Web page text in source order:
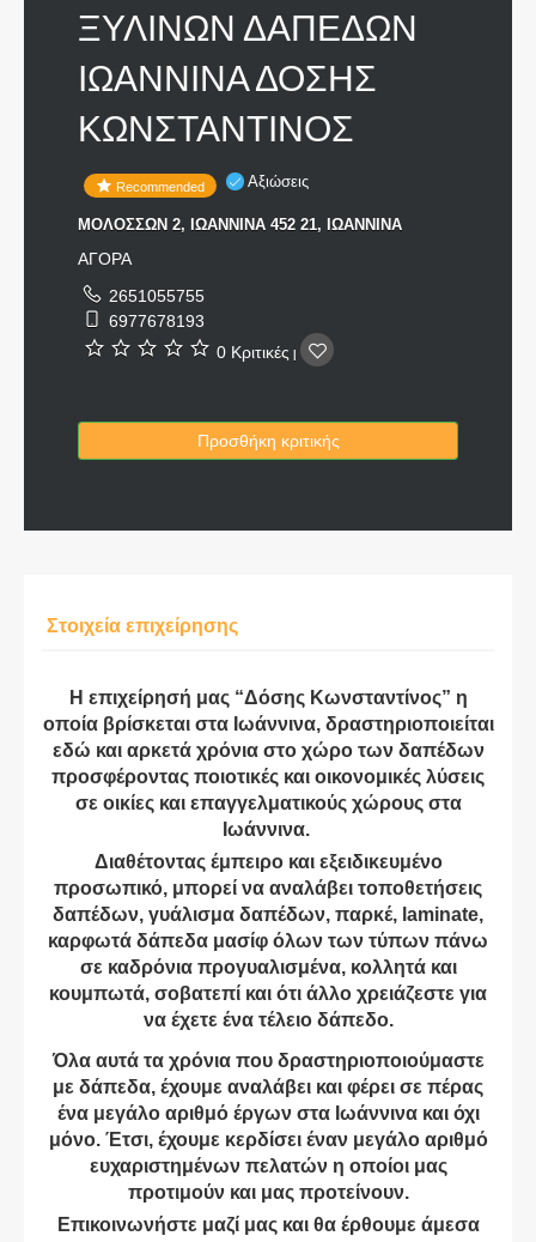
ΞΥΛΙΝΩΝ ΔΑΠΕΔΩΝ
ΙΩΑΝΝΙΝΑ ΔΟΣΗΣ
ΚΩΝΣΤΑΝΤΙΝΟΣ
Recommended Αξιώσεις
ΜΟΛΟΣΣΩΝ 2, ΙΩΑΝΝΙΝΑ 452 21, ΙΩΑΝΝΙΝΑ
ΑΓΟΡΑ
2651055755
6977678193
0 Κριτικές
Προσθήκη κριτικής
Στοιχεία επιχείρησης
Η επιχείρησή μας “Δόσης Κωνσταντίνος” η
οποία βρίσκεται στα Ιωάννινα, δραστηριοποιείται
εδώ και αρκετά χρόνια στο χώρο των δαπέδων
προσφέροντας ποιοτικές και οικονομικές λύσεις
σε οικίες και επαγγελματικούς χώρους στα
Ιωάννινα.
Διαθέτοντας έμπειρο και εξειδικευμένο
προσωπικό, μπορεί να αναλάβει τοποθετήσεις
δαπέδων, γυάλισμα δαπέδων, παρκέ, laminate,
καρφωτά δάπεδα μασίφ όλων των τύπων πάνω
σε καδρόνια προγυαλισμένα, κολλητά και
κουμπωτά, σοβατεπί και ότι άλλο χρειάζεστε για
να έχετε ένα τέλειο δάπεδο.
Όλα αυτά τα χρόνια που δραστηριοποιούμαστε
με δάπεδα, έχουμε αναλάβει και φέρει σε πέρας
ένα μεγάλο αριθμό έργων στα Ιωάννινα και όχι
μόνο. Έτσι, έχουμε κερδίσει έναν μεγάλο αριθμό
ευχαριστημένων πελατών η οποίοι μας
προτιμούν και μας προτείνουν.
Επικοινωνήστε μαζί μας και θα έρθουμε άμεσα